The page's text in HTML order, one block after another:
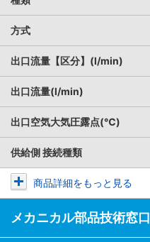
方式
出口流量【区分】(l/min)
出口流量(l/min)
出口空気大気圧露点(℃)
供給側 接続種類
商品詳細をもっと見る
メカニカル部品技術窓口